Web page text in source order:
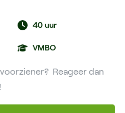
40 uur
VMBO
Reageer dan